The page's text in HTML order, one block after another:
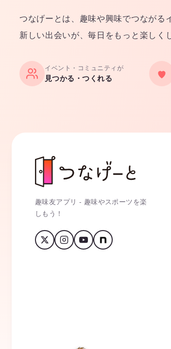
つなげーとは、趣味や興味でつながる
新しい出会いが、毎日をもっと楽しく
イベント・コミュニティが
見つかる・つくれる
趣味友アプリ - 趣味やスポーツを楽
しもう！